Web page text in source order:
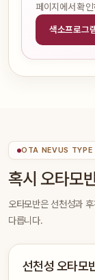
페이지에서 확
색소프로그
OTA NEVUS TYPE
혹시 오타모
오타모반은 선천성과
다릅니다.
선천성 오타모